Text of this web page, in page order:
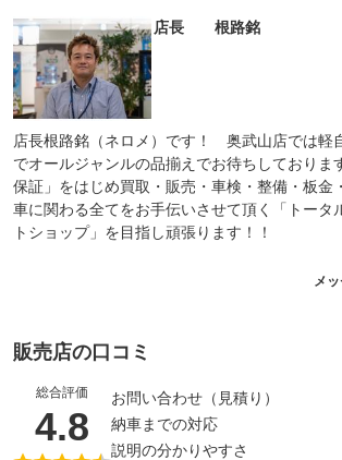
店長 根路銘
店長根路銘（ネロメ）です！ 奥武山店では軽
でオールジャンルの品揃えでお待ちしておりま
保証」をはじめ買取・販売・車検・整備・板金
車に関わる全てをお手伝いさせて頂く「トータ
トショップ」を目指し頑張ります！！
メ
販売店の口コミ
総合評価
4.8 （5点満点中）
お問い合わせ（見積り）
納車までの対応
説明の分かりやすさ